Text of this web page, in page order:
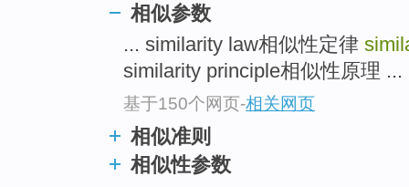
相似参数
... similarity law相似性定律
similarity principle相似性原理 ...
基于150个网页-相关网页
相似准则
相似性参数